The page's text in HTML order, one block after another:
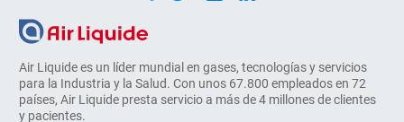
Air Liquide es un líder mundial en gases, tecnologías y servicios
para la Industria y la Salud. Con unos 67.800 empleados en 72
países, Air Liquide presta servicio a más de 4 millones de clientes
y pacientes.